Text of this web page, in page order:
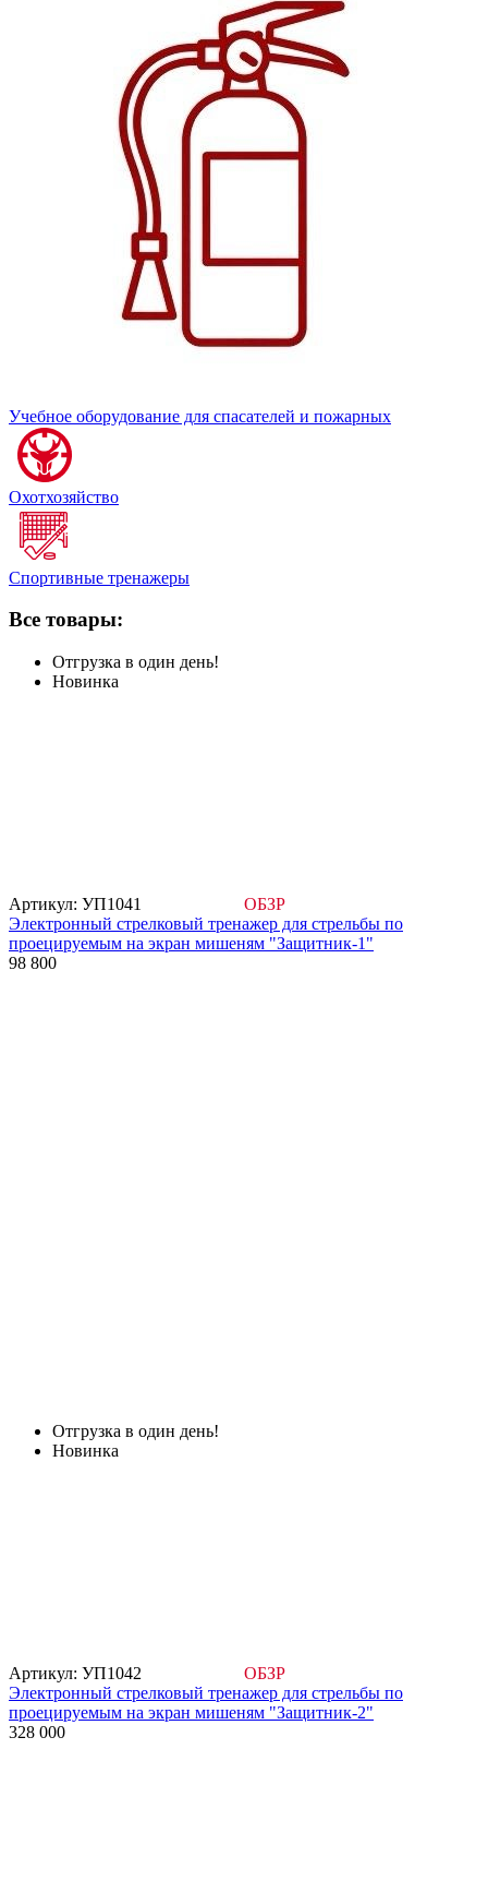
Учебное оборудование для спасателей и пожарных
Охотхозяйство
Спортивные тренажеры
Все товары:
Отгрузка в один день!
Новинка
Артикул: УП1041
ОБЗР
Электронный стрелковый тренажер для стрельбы по
проецируемым на экран мишеням "Защитник-1"
98 800
Отгрузка в один день!
Новинка
Артикул: УП1042
ОБЗР
Электронный стрелковый тренажер для стрельбы по
проецируемым на экран мишеням "Защитник-2"
328 000